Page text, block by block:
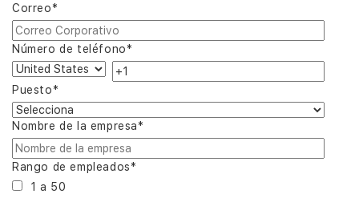
Correo*
Número de teléfono*
Puesto*
Nombre de la empresa*
Rango de empleados*
1 a 50